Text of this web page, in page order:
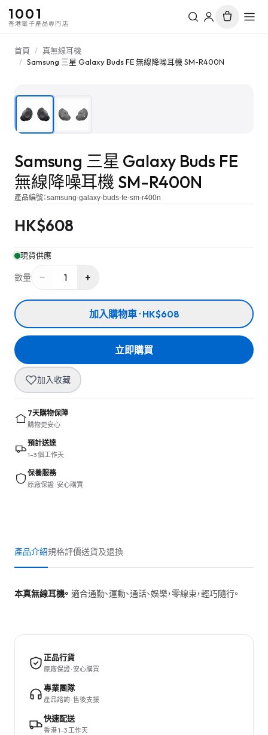
1001
香港電子產品專門店
首頁 / 真無線耳機
/ Samsung 三星 Galaxy Buds FE 無線降噪耳機 SM-R400N
Samsung 三星 Galaxy Buds FE
無線降噪耳機 SM-R400N
產品編號：samsung-galaxy-buds-fe-sm-r400n
HK$608
現貨供應
數量 − 1 +
加入購物車 · HK$608
立即購買
加入收藏
7天購物保障
購物更安心
預計送達
1–3 個工作天
保養服務
原廠保證 · 安心購買
產品介紹規格評價送貨及退換
本真無線耳機。 適合通勤、運動、通話、娛樂，零線束，輕巧隨行。
正品行貨
原廠保證 · 安心購買
專業團隊
產品諮詢 · 售後支援
快速配送
香港 1–3 工作天